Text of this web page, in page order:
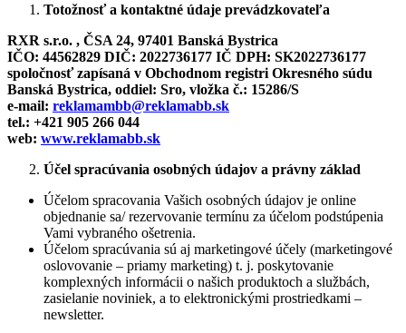
Totožnosť a kontaktné údaje prevádzkovateľa
RXR s.r.o. , ČSA 24, 97401 Banská Bystrica
IČO: 44562829 DIČ: 2022736177 IČ DPH: SK2022736177
spoločnosť zapísaná v Obchodnom registri Okresného súdu
Banská Bystrica, oddiel: Sro, vložka č.: 15286/S
e-mail: reklamambb@reklamabb.sk
tel.: +421 905 266 044
web: www.reklamabb.sk
Účel spracúvania osobných údajov a právny základ
Účelom spracovania Vašich osobných údajov je online
objednanie sa/ rezervovanie termínu za účelom podstúpenia
Vami vybraného ošetrenia.
Účelom spracúvania sú aj marketingové účely (marketingové
oslovovanie – priamy marketing) t. j. poskytovanie
komplexných informácii o našich produktoch a službách,
zasielanie noviniek, a to elektronickými prostriedkami –
newsletter.